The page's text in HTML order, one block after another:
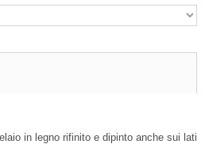
in legno rifinito e dipinto anche sui lati